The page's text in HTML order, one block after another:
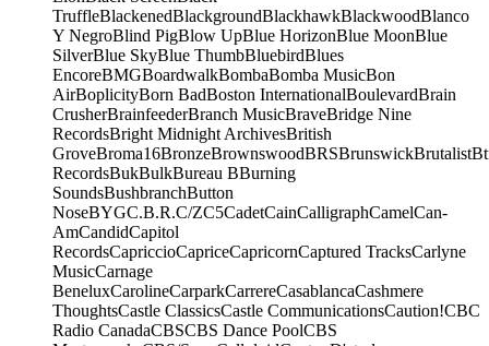
TruffleBlackenedBlackgroundBlackhawkBlackwoodBlanco
Y NegroBlind PigBlow UpBlue HorizonBlue MoonBlue
SilverBlue SkyBlue ThumbBluebirdBlues
EncoreBMGBoardwalkBombaBomba MusicBon
AirBoplicityBorn BadBoston InternationalBoulevardBrain
CrusherBrainfeederBranch MusicBraveBridge Nine
RecordsBright Midnight ArchivesBritish
GroveBroma16BronzeBrownswoodBRSBrunswickBrutalist
RecordsBukBulkBureau BBurning
SoundsBushbranchButton
NoseBYGC.B.R.C/ZC5CadetCainCalligraphCamelCan-
AmCandidCapitol
RecordsCapriccioCapriceCapricornCaptured TracksCarlyne
MusicCarnage
BeneluxCarolineCarparkCarrereCasablancaCashmere
ThoughtsCastle ClassicsCastle CommunicationsCaution!CBC
Radio CanadaCBSCBS Dance PoolCBS